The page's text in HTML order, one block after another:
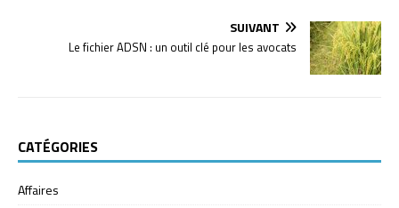
SUIVANT
Le fichier ADSN : un outil clé pour les avocats
CATÉGORIES
Affaires